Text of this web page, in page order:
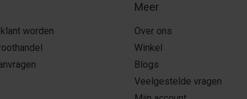
worden
Meer
Over ons
Winkel
Blogs
Veelgestelde vragen